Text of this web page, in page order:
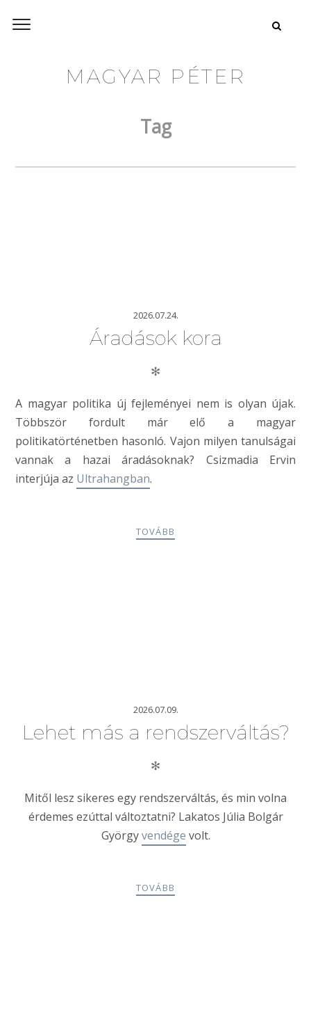
MAGYAR PÉTER
Tag
2026.07.24.
Áradások kora
✻
A magyar politika új fejleményei nem is olyan újak.
Többször fordult már elő a magyar
politikatörténetben hasonló. Vajon milyen tanulságai
vannak a hazai áradásoknak? Csizmadia Ervin
interjúja az Ultrahangban.
TOVÁBB
2026.07.09.
Lehet más a rendszerváltás?
✻
Mitől lesz sikeres egy rendszerváltás, és min volna
érdemes ezúttal változtatni? Lakatos Júlia Bolgár
Györgyvendége volt.
TOVÁBB